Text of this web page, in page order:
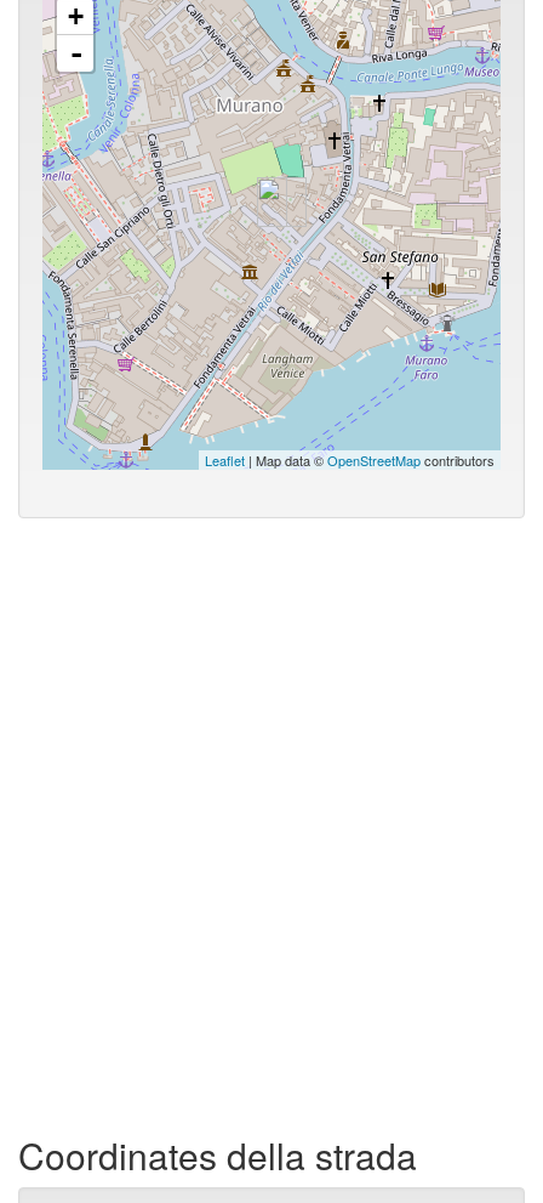
+
-
Leaflet | Map data ©OpenStreetMapcontributors
Coordinates della strada